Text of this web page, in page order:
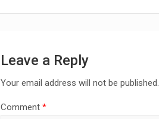
Leave a Reply
Your email address will not be published.
Comment *